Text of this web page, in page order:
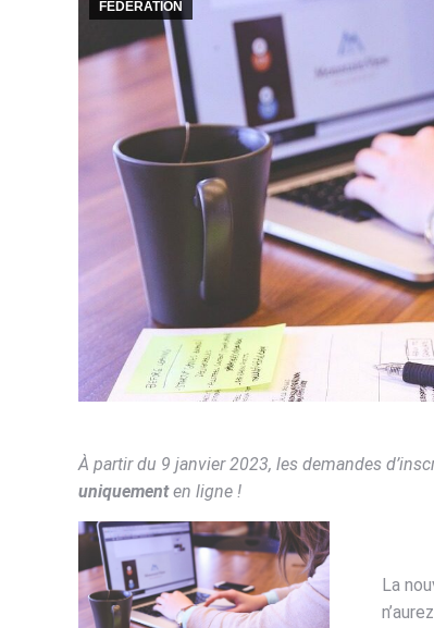
FÉDÉRATION
À partir du 9 janvier 2023, les demandes
uniquementen ligne !
La